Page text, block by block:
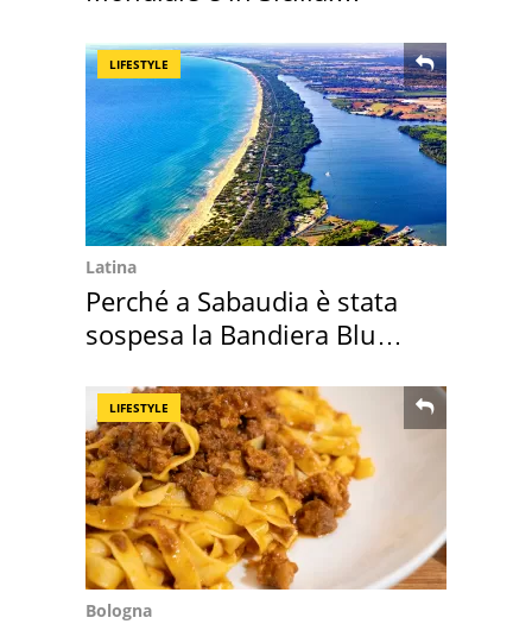
LIFESTYLE
Latina
Perché a Sabaudia è stata
sospesa la Bandiera Blu
LIFESTYLE
Bologna